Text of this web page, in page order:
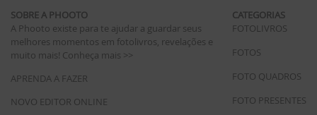
SOBRE A PHOOTO
A Phooto existe para te ajudar a guardar seus
melhores momentos em fotolivros, revelações e
muito mais! Conheça mais >>
APRENDA A FAZER
NOVO EDITOR ONLINE
CATEGORIAS
FOTOLIVROS
FOTOS
FOTO QUADROS
FOTO PRESENTES